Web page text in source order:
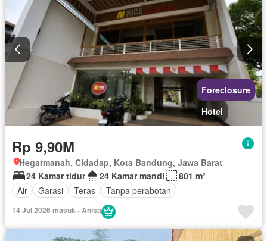
Foreclosure
Hotel
Rp 9,90M
Hegarmanah, Cidadap, Kota Bandung, Jawa Barat
24 Kamar tidur
24 Kamar mandi
801 m²
Air
Garasi Teras Tanpa perabotan
14 Jul 2026 masuk - Anisa